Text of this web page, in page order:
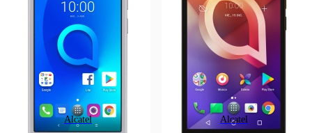
Alcatel Alcatel